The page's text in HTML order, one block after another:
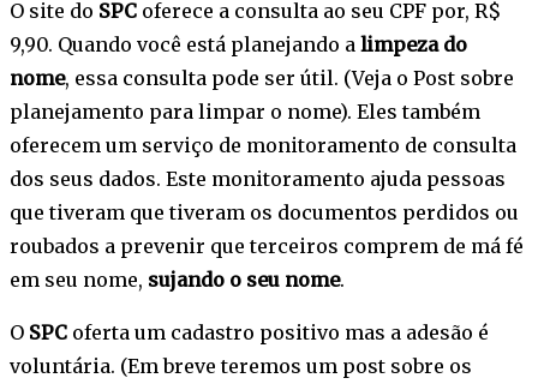
O site do SPC oferece a consulta ao seu CPF por, R$
9,90. Quando você está planejando a limpeza do
nome, essa consulta pode ser útil. (Veja o Post sobre
planejamento para limpar o nome). Eles também
oferecem um serviço de monitoramento de consulta
dos seus dados. Este monitoramento ajuda pessoas
que tiveram que tiveram os documentos perdidos ou
roubados a prevenir que terceiros comprem de má fé
em seu nome, sujando o seu nome.
O SPC oferta um cadastro positivo mas a adesão é
voluntária. (Em breve teremos um post sobre os